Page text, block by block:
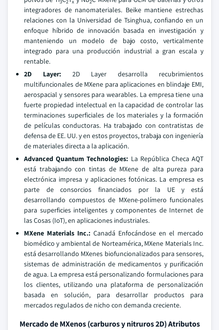
integradores de nanomateriales. Beike mantiene estrechas
relaciones con la Universidad de Tsinghua, confiando en un
enfoque híbrido de innovación basada en investigación y
manteniendo un modelo de bajo costo, verticalmente
integrado para una producción industrial a gran escala y
rentable.
2D Layer:2D Layer desarrolla recubrimientos
multifuncionales de MXene para aplicaciones en blindaje EMI,
aerospacial y sensores para wearables. La empresa tiene una
fuerte propiedad intelectual en la capacidad de controlar las
terminaciones superficiales de los materiales y la formación
de películas conductoras. Ha trabajado con contratistas de
defensa de EE. UU. y en estos proyectos, trabaja con ingeniería
de materiales directa a la aplicación.
Advanced Quantum Technologies: La República Checa AQT
está trabajando con tintas de MXene de alta pureza para
electrónica impresa y aplicaciones fotónicas. La empresa es
parte de consorcios financiados por la UE y está
desarrollando compuestos de MXene-polímero funcionales
para superficies inteligentes y componentes de Internet de
las Cosas (IoT), en aplicaciones industriales.
MXene Materials Inc.: Canadá Enfocándose en el mercado
biomédico y ambiental de Norteamérica, MXene Materials Inc.
está desarrollando MXenes biofuncionalizados para sensores,
sistemas de administración de medicamentos y purificación
de agua. La empresa está personalizando formulaciones para
los clientes, utilizando una plataforma de personalización
basada en solución, para desarrollar productos para
mercados regulados de nicho con demanda creciente.
Mercado de MXenos (carburos y nitruros 2D) Atributos